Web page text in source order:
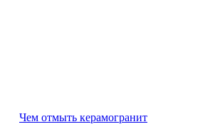
Чем отмыть керамогранит